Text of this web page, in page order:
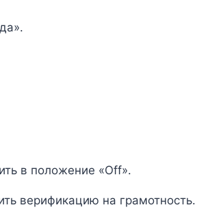
в положение «Off».
верификацию на